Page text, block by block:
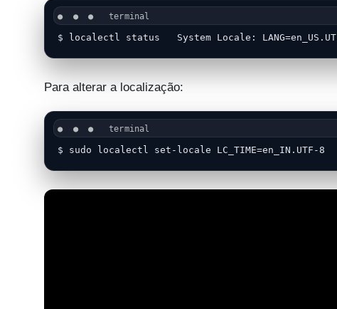
$ localectl status   System Locale:
Para alterar a localização:
$ sudo localectl set-locale LC_TIME=en_IN.UTF-8